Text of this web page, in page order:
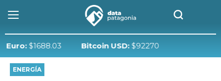
$1688.03 Bitcoin USD:$92270
ENERGÍA